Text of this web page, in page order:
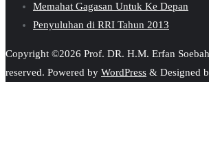
Memahat Gagasan Untuk Ke Depan
Penyuluhan di RRI Tahun 2013
Copyright ©2026 Prof. DR. H.M. Erfan
reserved. Powered by WordPress & Designed